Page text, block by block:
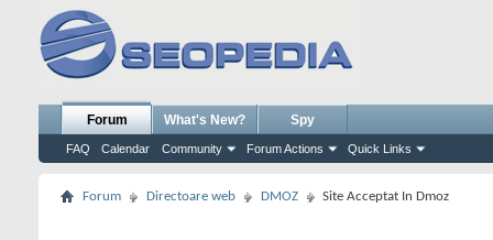
Forum
FAQ Calendar Community Forum Actions Quick Links
What's New? Spy
Forum Directoare web DMOZ Site Acceptat In Dmoz